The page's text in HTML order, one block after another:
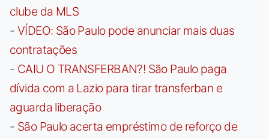
clube da MLS
- VÍDEO: São Paulo pode anunciar mais duas
contratações
- CAIU O TRANSFERBAN?! São Paulo paga
dívida com a Lazio para tirar transferban e
aguarda liberação
- São Paulo acerta empréstimo de reforço de